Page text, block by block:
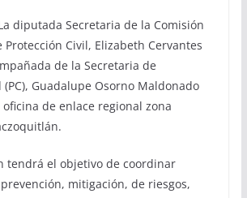
diputada Secretaria de la Comisión
Protección Civil, Elizabeth Cervantes
de la Secretaria de
(PC), Guadalupe Osorno Maldonado
de enlace regional zona
tendrá el objetivo de coordinar
mitigación, de riesgos,